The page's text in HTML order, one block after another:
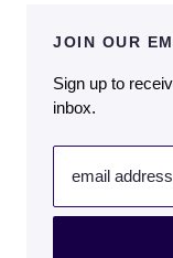
JOIN OUR
Sign up to
inbox.
email address